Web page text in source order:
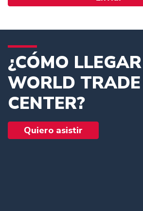
¿CÓMO
WORLD TRADE
CENTER?
Quiero asistir